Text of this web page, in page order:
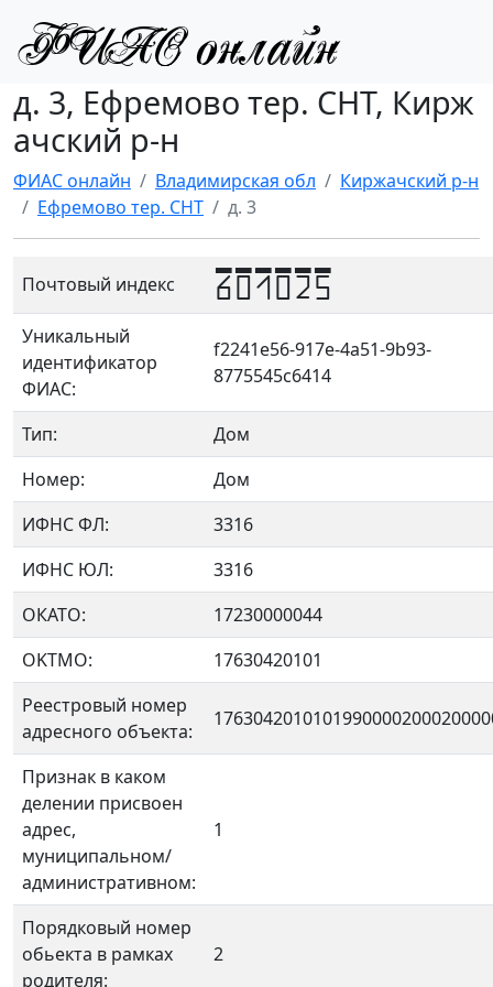
д. 3, Ефремово тер. СНТ, Кирж
ачский р-н
ФИАС онлайн Владимирская обл
Киржачский р-н
Ефремово тер. СНТ
д. 3
Почтовый индекс 601025
Уникальный
идентификатор
ФИАС:
f2241e56-917e-4a51-9b93-
8775545c6414
Тип:
Дом
Номер:
Дом
ИФНС ФЛ:
3316
ИФНС ЮЛ:
3316
ОКАТО:
17230000044
OKTMO:
17630420101
Реестровый номер
адресного объекта:
Признак в каком
делении присвоен
адрес,
муниципальном/
административном:
1
Порядковый номер
обьекта в рамках
родителя:
2